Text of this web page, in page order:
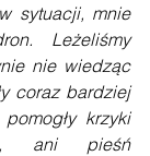
sytuacji, mnie
Leżeliśmy
nie wiedząc
coraz bardziej
krzyki
ani pieśń